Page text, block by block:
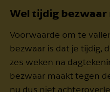
Wel tijdig bezwaar
Voorwaarde om te
bezwaar is dat je tijdig,
zes weken na
bezwaar maakt tegen
nu dus niet